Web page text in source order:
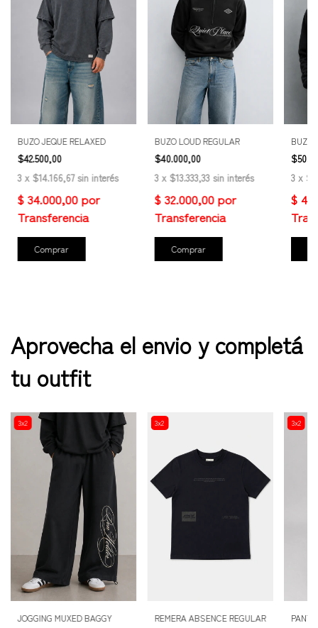
BUZO JEQUE RELAXED
$42.500,00
3 x $14.166,67 sin interés
Comprar
BUZO LOUD REGULAR
$40.000,00
3 x $13.333,33 sin interés
Comprar
BUZO
3 x
Aprovecha el envio y completá
tu outfit
JOGGING MUXED BAGGY
3x2
REMERA ABSENCE REGULAR
3x2 3x2